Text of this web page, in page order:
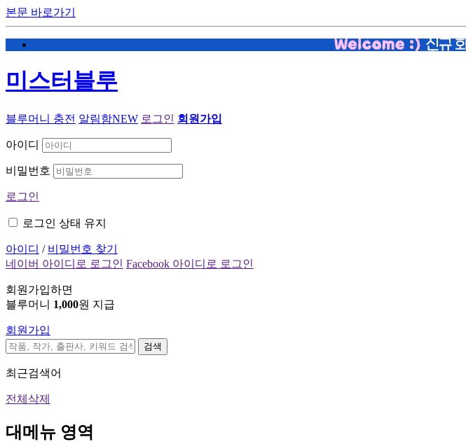
본문 바로가기
미스터블루
블루머니 충전 알림함NEW 로그인 회원가입
아이디
비밀번호
로그인
로그인 상태 유지
아이디 / 비밀번호 찾기
네이버 아이디로 로그인 Facebook 아이디로 로그인
회원가입하면
블루머니 1,000원 지급
회원가입
검색
최근검색어
전체삭제
대메뉴 영역